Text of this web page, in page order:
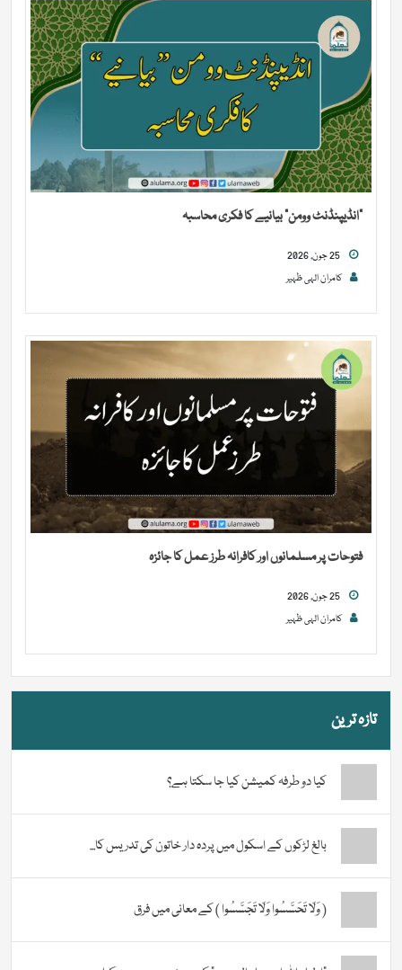
“انڈیپنڈنٹ وومن” بیانیے کا فکری محاسبہ
کامران الہی ظہیر
فتوحات پر مسلمانوں اور کافرانہ طرز عمل کا جائزہ
کامران الہی ظہیر
تازہ ترین
کیا دو طرفہ کمیشن کیا جا سکتا ہے؟
بالغ لڑکوں کے اسکول میں پردہ دار خاتون کی تدریس کا...
( وَلَا تَحَسَّسُوا وَلَا تَجَسَّسُوا ) کے معانی میں فرق